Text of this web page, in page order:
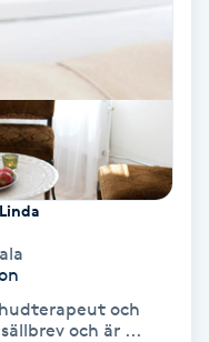
och
och är ...